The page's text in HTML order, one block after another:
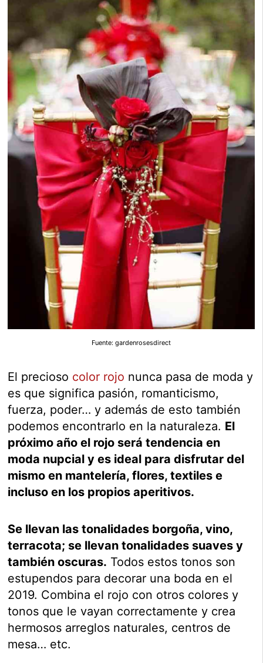
Fuente: gardenrosesdirect
El precioso color rojo nunca pasa de moda y
es que significa pasión, romanticismo,
fuerza, poder… y además de esto también
podemos encontrarlo en la naturaleza. El
próximo año el rojo será tendencia en
moda nupcial y es ideal para disfrutar del
mismo en mantelería, flores, textiles e
incluso en los propios aperitivos.
Se llevan las tonalidades borgoña, vino,
terracota; se llevan tonalidades suaves y
también oscuras. Todos estos tonos son
estupendos para decorar una boda en el
2019. Combina el rojo con otros colores y
tonos que le vayan correctamente y crea
hermosos arreglos naturales, centros de
mesa… etc.